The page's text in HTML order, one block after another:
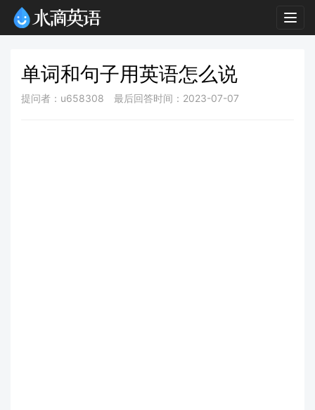
单词和句子用英语怎么说
提问者：u658308 最后回答时间：2023-07-07